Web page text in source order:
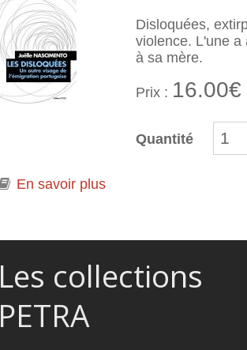
Disloquées,
violence. L'une a
à sa mère.
Prix : 16.00€
Quantité
En savoir plus
Les collections
PETRA